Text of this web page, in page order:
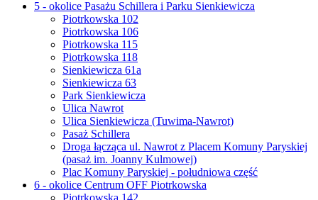
5 - okolice Pasażu Schillera i Parku Sienkiewicza
Piotrkowska 102
Piotrkowska 106
Piotrkowska 115
Piotrkowska 118
Sienkiewicza 61a
Sienkiewicza 63
Park Sienkiewicza
Ulica Nawrot
Ulica Sienkiewicza (Tuwima-Nawrot)
Pasaż Schillera
Droga łącząca ul. Nawrot z Placem Komuny Paryskiej
(pasaż im. Joanny Kulmowej)
Plac Komuny Paryskiej - południowa część
6 - okolice Centrum OFF Piotrkowska
Piotrkowska 142